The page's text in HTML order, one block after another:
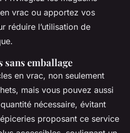
vrac ou apportez vos
réduire l’utilisation de
sans emballage
en vrac, non seulement
mais vous pouvez aussi
nécessaire, évitant
proposant ce service